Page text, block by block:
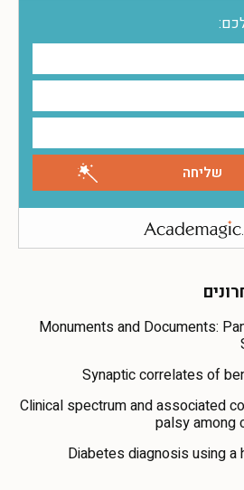
Monuments and Documents:
Synaptic correlates of
Clinical spectrum and associated
palsy among
Diabetes diagnosis using a